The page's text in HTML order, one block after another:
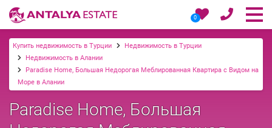
0
Купить недвижимость в Турции
Недвижимость в Турции
Недвижимость в Алании
Paradise Home, Большая Недорогая Меблированная Квартира с Видом на
Море в Алании
Paradise Home, Большая